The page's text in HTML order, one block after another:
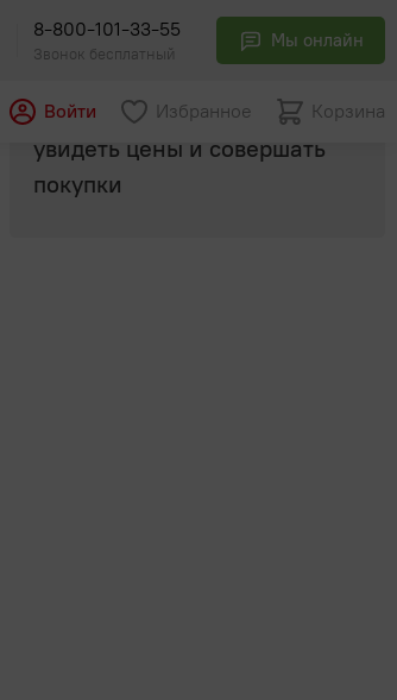
8-800-101-33-55
Звонок бесплатный
Мы онлайн
Войти Избранное Корзина
Авторизуйтесь, чтобы
увидеть цены и совершать
покупки